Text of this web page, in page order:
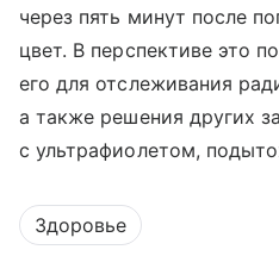
через пять минут после
цвет. В перспективе это
его для отслеживания
а также решения других
с ультрафиолетом,
Здоровье